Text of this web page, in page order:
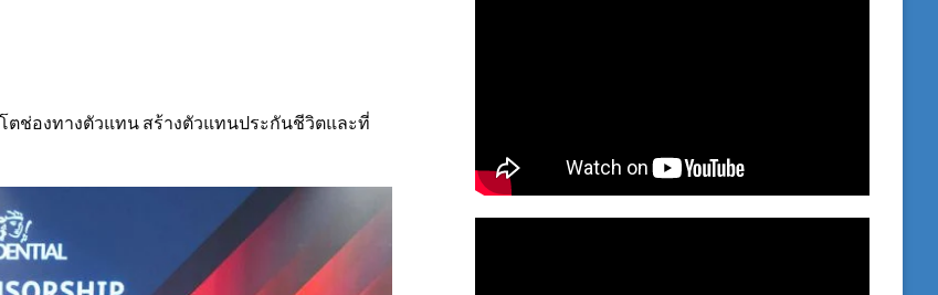
ตช่องทางตัวแทน สร้างตัวแทนประกันชีวิตและที่